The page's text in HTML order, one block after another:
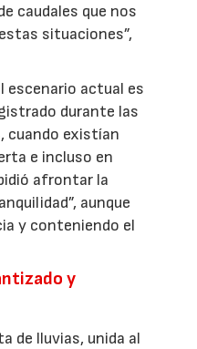
caudales que nos
situaciones”,
escenario actual es
durante las
cuando existían
e incluso en
afrontar la
aunque
y conteniendo el
y
de lluvias, unida al